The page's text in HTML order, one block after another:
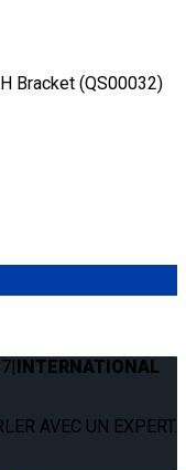
Bracket (QS00032)
|INTERNATIONAL
AVEC UN EXPERT.